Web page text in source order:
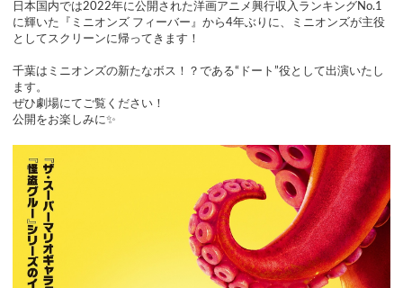
日本国内では2022年に公開された洋画アニメ興行収入ランキングNo.1
に輝いた『ミニオンズ フィーバー』から4年ぶりに、ミニオンズが主役
としてスクリーンに帰ってきます！
千葉はミニオンズの新たなボス！？である“ドート”役として出演いたし
ます。
ぜひ劇場にてご覧ください！
公開をお楽しみに✨